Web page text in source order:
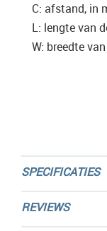
C: afstand, in
L: lengte van
W: breedte
SPECIFICATIES
REVIEWS